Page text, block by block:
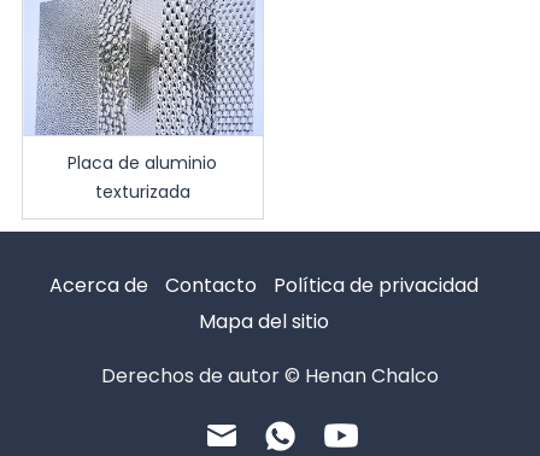
Placa de aluminio
texturizada
Acerca de Contacto
Política de privacidad
Mapa del sitio
Derechos de autor © Henan Chalco